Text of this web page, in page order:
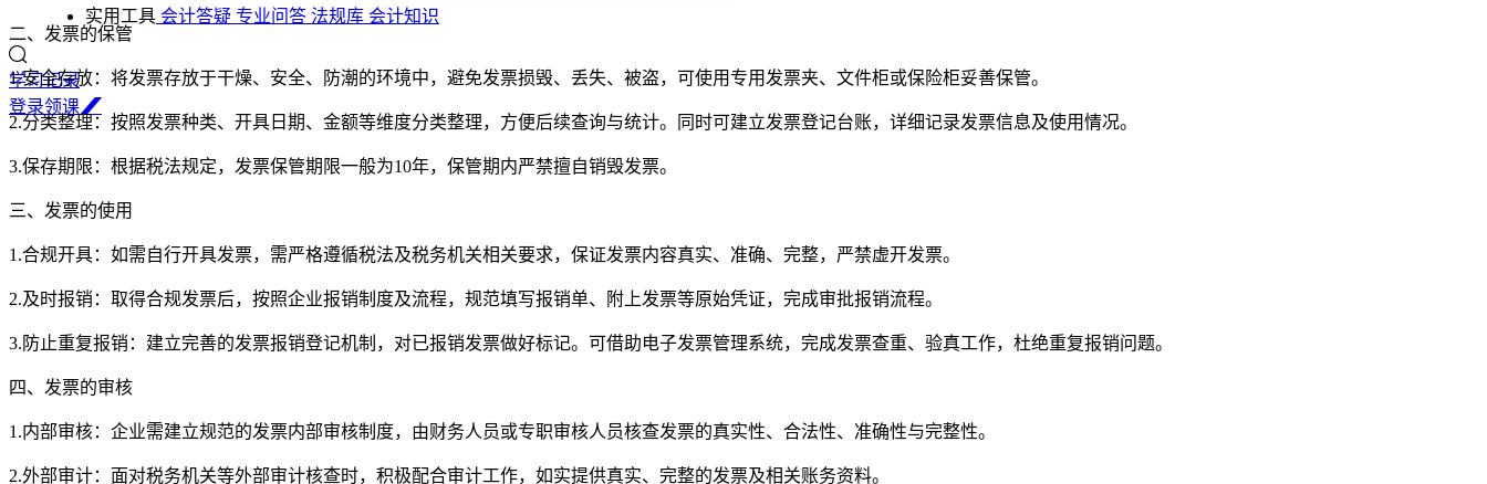
实用工具 会计答疑 专业问答 法规库 会计知识
学习记录
登录领课
二、发票的保管
1.安全存放：将发票存放于干燥、安全、防潮的环境中，避免发票损毁、丢失、被盗，可使用专用发票夹、文件柜或保险柜妥善保管。
2.分类整理：按照发票种类、开具日期、金额等维度分类整理，方便后续查询与统计。同时可建立发票登记台账，详细记录发票信息及使用情况。
3.保存期限：根据税法规定，发票保管期限一般为10年，保管期内严禁擅自销毁发票。
三、发票的使用
1.合规开具：如需自行开具发票，需严格遵循税法及税务机关相关要求，保证发票内容真实、准确、完整，严禁虚开发票。
2.及时报销：取得合规发票后，按照企业报销制度及流程，规范填写报销单、附上发票等原始凭证，完成审批报销流程。
3.防止重复报销：建立完善的发票报销登记机制，对已报销发票做好标记。可借助电子发票管理系统，完成发票查重、验真工作，杜绝重复报销问题。
四、发票的审核
1.内部审核：企业需建立规范的发票内部审核制度，由财务人员或专职审核人员核查发票的真实性、合法性、准确性与完整性。
2.外部审计：面对税务机关等外部审计核查时，积极配合审计工作，如实提供真实、完整的发票及相关账务资料。